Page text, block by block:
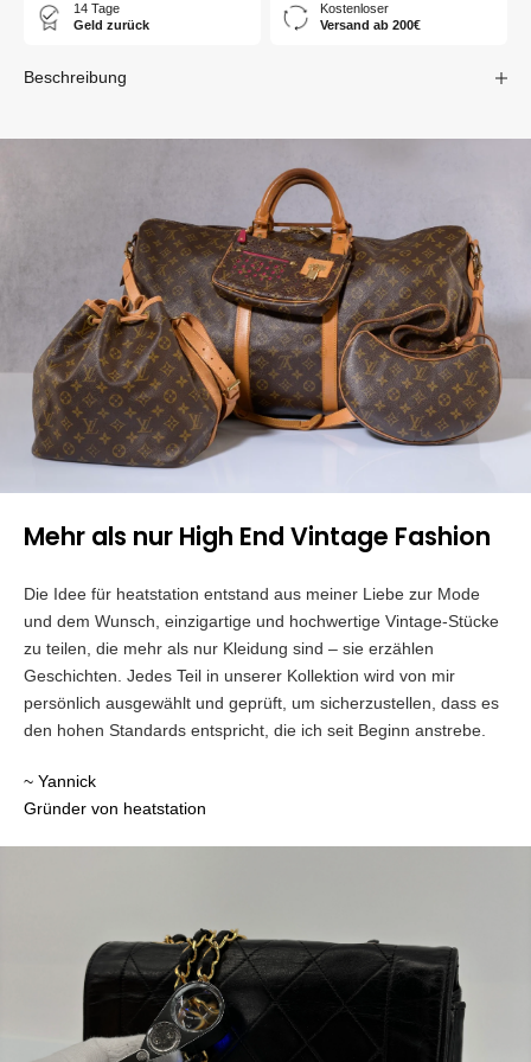
14 Tage
Geld zurück
Kostenloser
Versand ab 200€
Beschreibung
Mehr als nur High End Vintage Fashion
Die Idee für heatstation entstand aus meiner Liebe zur Mode
und dem Wunsch, einzigartige und hochwertige Vintage-Stücke
zu teilen, die mehr als nur Kleidung sind – sie erzählen
Geschichten. Jedes Teil in unserer Kollektion wird von mir
persönlich ausgewählt und geprüft, um sicherzustellen, dass es
den hohen Standards entspricht, die ich seit Beginn anstrebe.
~ Yannick
Gründer von heatstation